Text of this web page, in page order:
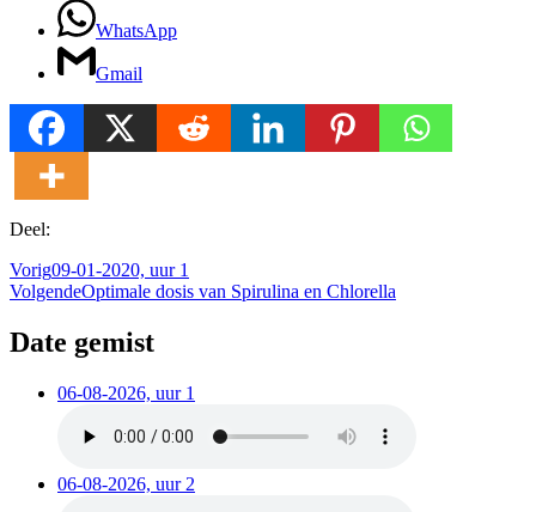
WhatsApp
Gmail
Deel:
Vorig09-01-2020, uur 1
VolgendeOptimale dosis van Spirulina en Chlorella
Date gemist
06-08-2026, uur 1
06-08-2026, uur 2